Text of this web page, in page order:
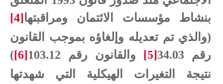
بنشاط مؤسسات الائتمان ومراقبتها[4]
(والذي تم تعديله وإلغاؤه بموجب القانون
رقم 34.03
[5] والقانون رقم 103.12 [6]
)
نتيجة التغيرات الهيكلية التي شهدتها